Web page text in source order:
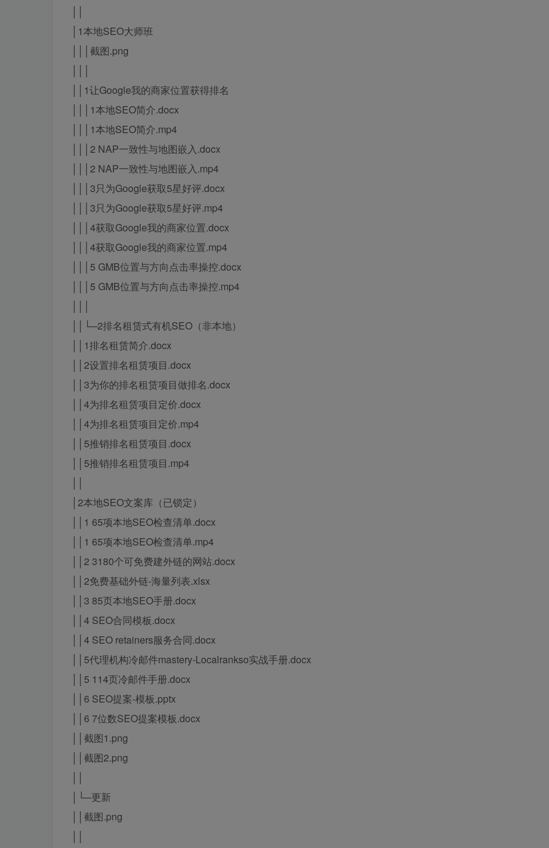
│1本地SEO大师班
│││截图.png
││1让Google我的商家位置获得排名
│││1本地SEO简介.docx
│││1本地SEO简介.mp4
│││2 NAP一致性与地图嵌入.docx
│││2 NAP一致性与地图嵌入.mp4
│││3只为Google获取5星好评.docx
│││3只为Google获取5星好评.mp4
│││4获取Google我的商家位置.docx
│││4获取Google我的商家位置.mp4
│││5 GMB位置与方向点击率操控.docx
│││5 GMB位置与方向点击率操控.mp4
││└─2排名租赁式有机SEO（非本地）
││1排名租赁简介.docx
││2设置排名租赁项目.docx
││3为你的排名租赁项目做排名.docx
││4为排名租赁项目定价.docx
││4为排名租赁项目定价.mp4
││5推销排名租赁项目.docx
││5推销排名租赁项目.mp4
│2本地SEO文案库（已锁定）
││1 65项本地SEO检查清单.docx
││1 65项本地SEO检查清单.mp4
││2 3180个可免费建外链的网站.docx
││2免费基础外链-海量列表.xlsx
││3 85页本地SEO手册.docx
││4 SEO合同模板.docx
││4 SEO retainers服务合同.docx
││5代理机构冷邮件mastery-Localrankso实战手册.docx
││5 114页冷邮件手册.docx
││6 SEO提案-模板.pptx
││6 7位数SEO提案模板.docx
││截图1.png
││截图2.png
│└─更新
││截图.png